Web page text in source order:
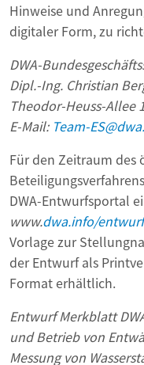
Hinweise und
digitaler Form, zu
DWA-
Dipl.-Ing. Christian
Theodor-Heuss-Allee
E-Mail: Team-
Für den Zeitraum des
DWA-Entwurfsportal
www.dwa.info/
Vorlage zur
der Entwurf als
Format erhältlich.
Entwurf Merkblatt
und Betrieb von
Messung von